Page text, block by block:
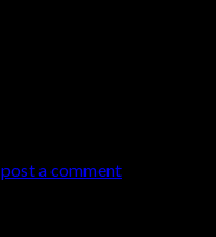
post a comment